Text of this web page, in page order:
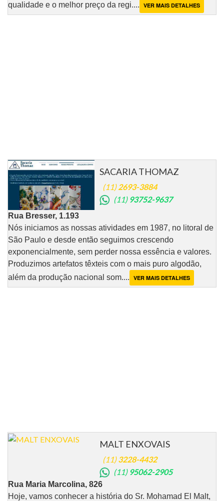
qualidade e o melhor preço da regi.... VER MAIS DETALHES
SACARIA THOMAZ
(11) 2693-3884
(11) 93752-9637
Rua Bresser, 1.193
Nós iniciamos as nossas atividades em 1987, no litoral de
São Paulo e desde então seguimos crescendo
exponencialmente, sem perder nossa essência e valores.
Produzimos artefatos têxteis com o mais puro algodão,
além da produção nacional som.... VER MAIS DETALHES
MALT ENXOVAIS
(11)3228-4432
(11) 95062-2905
Rua Maria Marcolina, 826
Hoje, vamos conhecer a história do Sr. Mohamad El Malt,